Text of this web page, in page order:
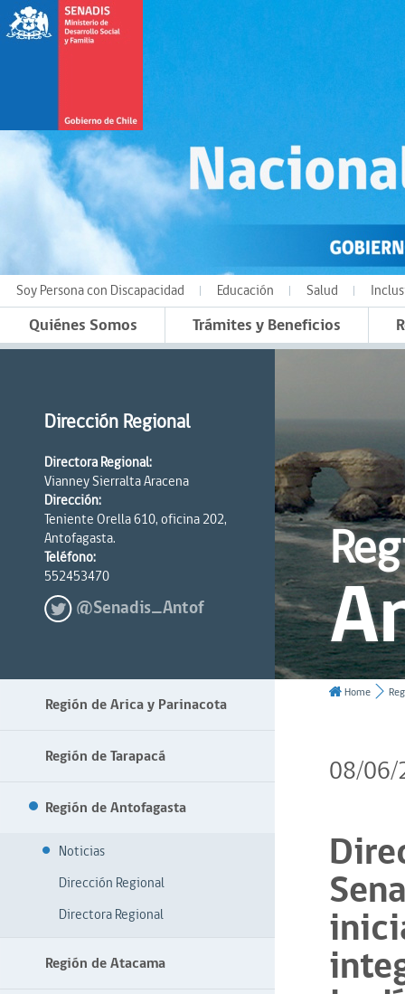
Soy Persona con Discapacidad Educación Salud
Quiénes Somos Trámites y Beneficios
Dirección Regional
Directora Regional:
Vianney Sierralta Aracena
Dirección:
Teniente Orella 610, oficina 202,
Antofagasta.
Teléfono:
552453470
@Senadis_Antof
Región de Arica y Parinacota
Región de Tarapacá
Región de Antofagasta
Noticias
Dirección Regional
Directora Regional
Región de Atacama
Home
08/